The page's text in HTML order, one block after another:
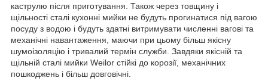
каструлю після приготування. Також через товщину і
щільності сталі кухонні мийки не будуть прогинатися під вагою
посуду з водою і будуть здатні витримувати численні вагові та
механічні навантаження, маючи при цьому більш якісну
шумоізоляцію і тривалий термін служби. Завдяки якісній та
щільній сталі мийки Weilor стійкі до корозії, механічних
пошкоджень і більш довговічні.